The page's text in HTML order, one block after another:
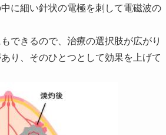
に細い針状の電極を刺して電磁波の
できるので、治療の選択肢が広がり
り、そのひとつとして効果を上げて